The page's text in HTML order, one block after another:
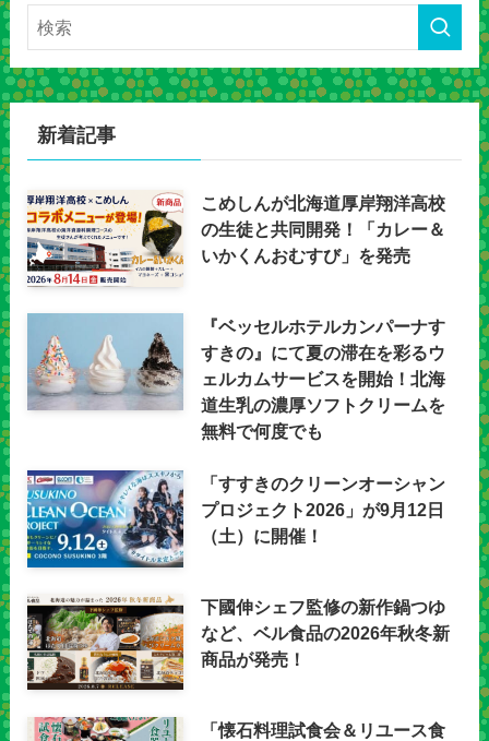
新着記事
こめしんが北海道厚岸翔洋高校
の生徒と共同開発！「カレー＆
いかくんおむすび」を発売
『ベッセルホテルカンパーナす
すきの』にて夏の滞在を彩るウ
ェルカムサービスを開始！北海
道生乳の濃厚ソフトクリームを
無料で何度でも
「すすきのクリーンオーシャン
プロジェクト2026」が9月12日
（土）に開催！
下國伸シェフ監修の新作鍋つゆ
など、ベル食品の2026年秋冬新
商品が発売！
「懐石料理試食会＆リユース食